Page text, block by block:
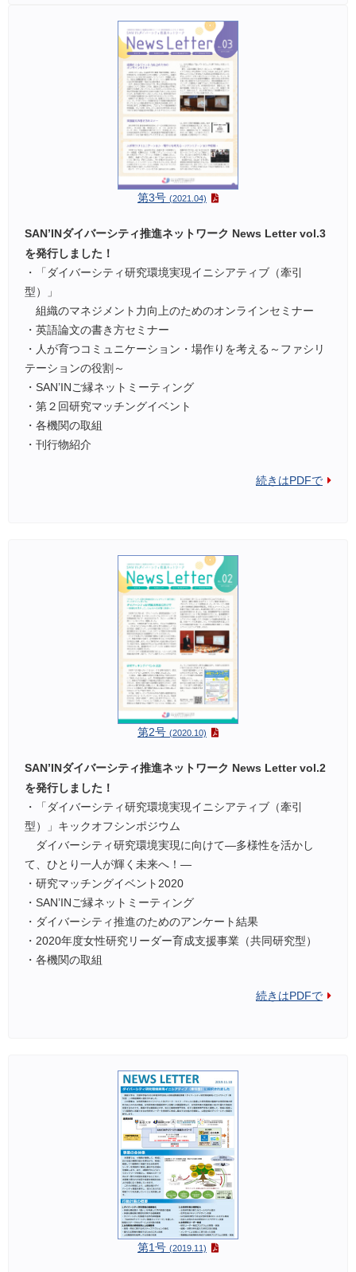
第3号 (2021.04)
SAN’INダイバーシティ推進ネットワーク News Letter vol.3
を発行しました！
・「ダイバーシティ研究環境実現イニシアティブ（牽引
型）」
組織のマネジメント力向上のためのオンラインセミナー
・英語論文の書き方セミナー
・人が育つコミュニケーション・場作りを考える～ファシリ
テーションの役割～
・SAN’INご縁ネットミーティング
・第２回研究マッチングイベント
・各機関の取組
・刊行物紹介
続きはPDFで
第2号 (2020.10)
SAN’INダイバーシティ推進ネットワーク News Letter vol.2
を発行しました！
・「ダイバーシティ研究環境実現イニシアティブ（牽引
型）」キックオフシンポジウム
ダイバーシティ研究環境実現に向けて―多様性を活かし
て、ひとり一人が輝く未来へ！―
・研究マッチングイベント2020
・SAN’INご縁ネットミーティング
・ダイバーシティ推進のためのアンケート結果
・2020年度女性研究リーダー育成支援事業（共同研究型）
・各機関の取組
続きはPDFで
第1号 (2019.11)